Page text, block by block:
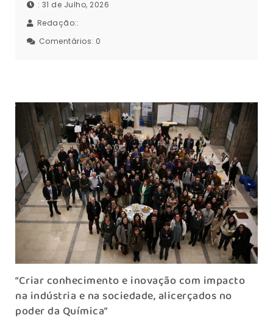
: 31 de Julho, 2026
Redação::
Comentários: 0
“Criar conhecimento e inovação com impacto
na indústria e na sociedade, alicerçados no
poder da Química”